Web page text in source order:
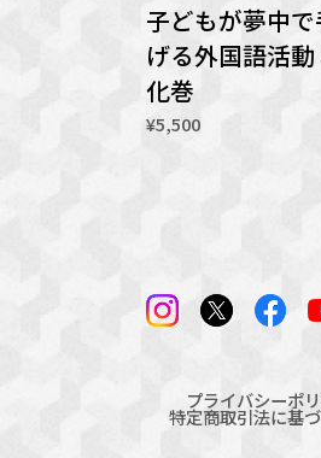
子どもが夢中
げる外国語活
化巻
¥5,500
プライバシーポ
特定商取引法に基